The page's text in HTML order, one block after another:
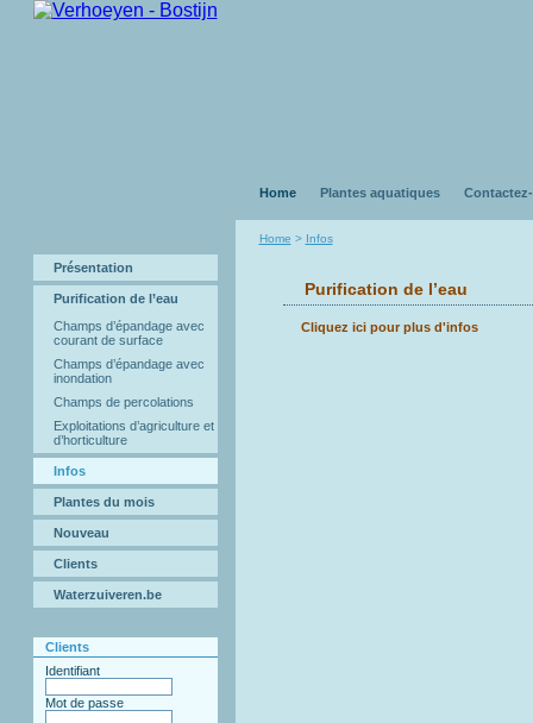
Home Plantes aquatiques
Présentation
Purification de l’eau
Champs d’épandage avec
courant de surface
Champs d’épandage avec
inondation
Champs de percolations
Exploitations d’agriculture et
d’horticulture
Infos
Plantes du mois
Nouveau
Clients
Waterzuiveren.be
Clients
Identifiant
Mot de passe
Home > Infos
Purification de l’eau
Cliquez ici pour plus d'infos